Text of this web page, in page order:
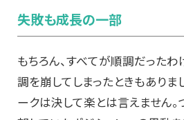
失敗も成長の一部
もちろん、すべてが順調だったわ
調を崩してしまったときもありま
ークは決して楽とは言えません。